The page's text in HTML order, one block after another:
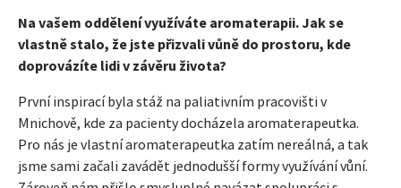
Na vašem oddělení využíváte aromaterapii. Jak se
vlastně stalo, že jste přizvali vůně do prostoru, kde
doprovázíte lidi v závěru života?
První inspirací byla stáž na paliativním pracovišti v
Mnichově, kde za pacienty docházela aromaterapeutka.
Pro nás je vlastní aromaterapeutka zatím nereálná, a tak
jsme sami začali zavádět jednodušší formy využívání vůní.